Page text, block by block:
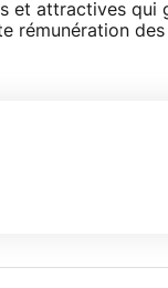
et attractives qui
rémunération